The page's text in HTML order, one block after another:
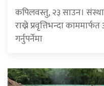
कपिलवस्तु, २३ साउन।
राख्ने प्रवृत्तिभन्दा
गर्नुपर्नेमा